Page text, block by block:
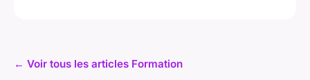
← Voir tous les articles Formation